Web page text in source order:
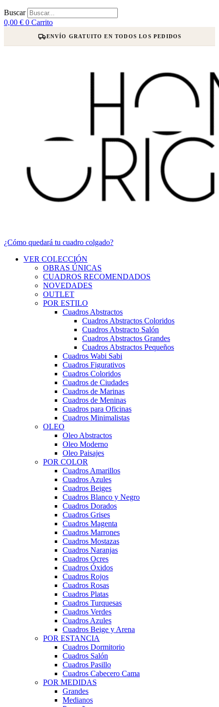
Buscar
0,00 € 0 Carrito
ENVÍO GRATUITO EN TODOS LOS PEDIDOS
¿Cómo quedará tu cuadro colgado?
VER COLECCIÓN
OBRAS ÚNICAS
CUADROS RECOMENDADOS
NOVEDADES
OUTLET
POR ESTILO
Cuadros Abstractos
Cuadros Abstractos Coloridos
Cuadros Abstracto Salón
Cuadros Abstractos Grandes
Cuadros Abstractos Pequeños
Cuadros Wabi Sabi
Cuadros Figurativos
Cuadros Coloridos
Cuadros de Ciudades
Cuadros de Marinas
Cuadros de Meninas
Cuadros para Oficinas
Cuadros Minimalistas
OLEO
Oleo Abstractos
Oleo Moderno
Oleo Paisajes
POR COLOR
Cuadros Amarillos
Cuadros Azules
Cuadros Beiges
Cuadros Blanco y Negro
Cuadros Dorados
Cuadros Grises
Cuadros Magenta
Cuadros Marrones
Cuadros Mostazas
Cuadros Naranjas
Cuadros Ocres
Cuadros Óxidos
Cuadros Rojos
Cuadros Rosas
Cuadros Platas
Cuadros Turquesas
Cuadros Verdes
Cuadros Azules
Cuadros Beige y Arena
POR ESTANCIA
Cuadros Dormitorio
Cuadros Salón
Cuadros Pasillo
Cuadros Cabecero Cama
POR MEDIDAS
Grandes
Medianos